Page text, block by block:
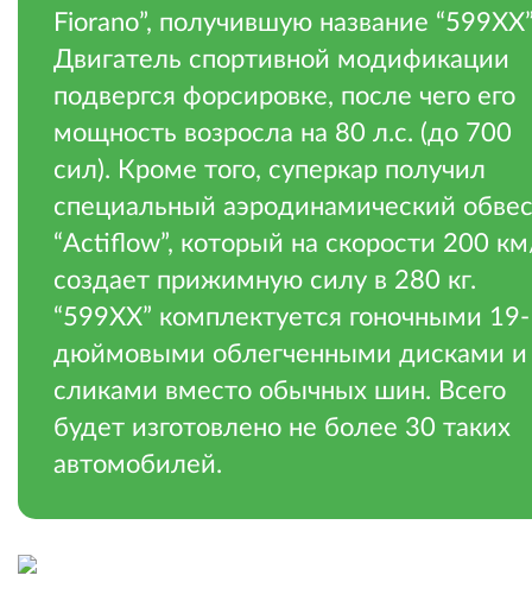
Fiorano”, получившую название
Двигатель спортивной модификации
подвергся форсировке, после чего его
мощность возросла на 80 л.с. (до 700
сил). Кроме того, суперкар получил
специальный аэродинамический обвес
“Actiflow”, который на скорости 200
создает прижимную силу в 280 кг.
“599XX” комплектуется гоночными 19-
дюймовыми облегченными дисками и
сликами вместо обычных шин. Всего
будет изготовлено не более 30 таких
автомобилей.